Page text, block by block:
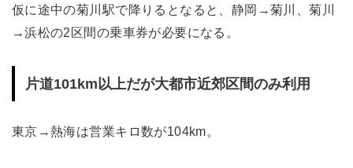
仮に途中の菊川駅で降りるとなると、静岡→菊川、菊川
→浜松の2区間の乗車券が必要になる。
片道101km以上だが大都市近郊区間のみ利用
東京→熱海は営業キロ数が104km。